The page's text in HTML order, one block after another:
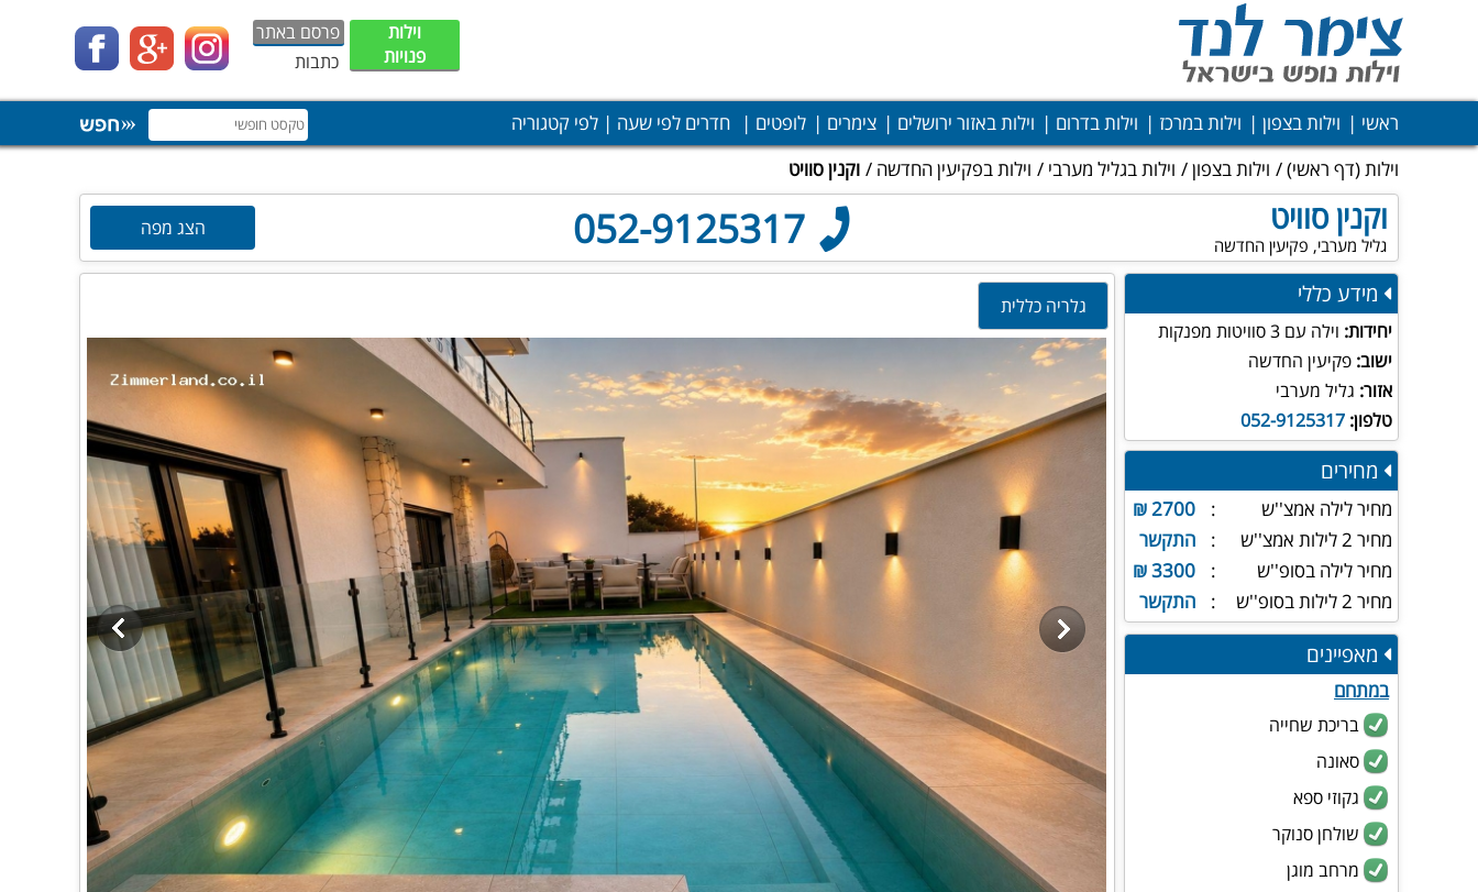
פרסם באתר
כתבות
וילות
פנויות
ראשי וילות בצפון וילות במרכז וילות בדרום וילות באזור ירושלים צימרים לופטים חדרים לפי שעה
לפי קטגוריה
וילות(דף ראשי) וילות בצפון וילות בגליל מערבי וילות בפקיעין החדשה וקנין סוויט
וקנין סוויט
גליל מערבי, פקיעין החדשה 052-9125317 הצג מפה
גלריה כללית מידע כללי
יחידות: וילה עם 3 סוויטות מפנקות
ישוב: פקיעין החדשה
אזור: גליל מערבי
טלפון: 052-9125317
מחירים
מחיר לילה אמצ''ש
2700 ₪
מחיר 2 לילות אמצ''ש
התקשר
מחיר לילה בסופ''ש
3300 ₪
מחיר 2 לילות בסופ''ש
התקשר
מאפיינים
במתחם
בריכת שחייה
סאונה
גקוזי ספא
שולחן סנוקר
מרחב מוגן